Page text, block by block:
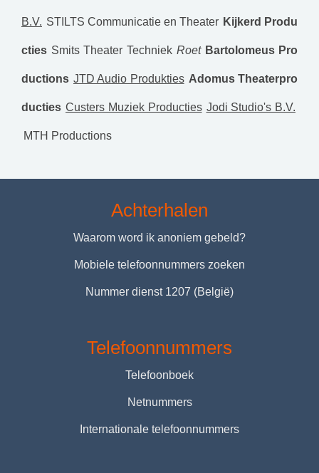
B.V. STILTS Communicatie en Theater Kijkerd Produ
cties Smits Theater Techniek Roet Bartolomeus Pro
ductions JTD Audio Produkties Adomus Theaterpro
ducties Custers Muziek Producties Jodi Studio's B.V.
MTH Productions
Achterhalen
Waarom word ik anoniem gebeld?
Mobiele telefoonnummers zoeken
Nummer dienst 1207 (België)
Telefoonnummers
Telefoonboek
Netnummers
Internationale telefoonnummers